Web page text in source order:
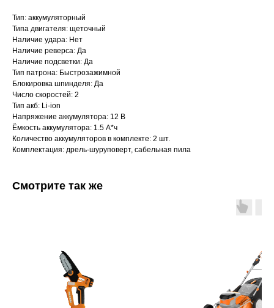
Тип: аккумуляторный
Типа двигателя: щеточный
Наличие удара: Нет
Наличие реверса: Да
Наличие подсветки: Да
Тип патрона: Быстрозажимной
Блокировка шпинделя: Да
Число скоростей: 2
Тип акб: Li-ion
Напряжение аккумулятора: 12 В
Ёмкость аккумулятора: 1.5 А*ч
Количество аккумуляторов в комплекте: 2 шт.
Комплектация: дрель-шуруповерт, сабельная пила
Смотрите так же